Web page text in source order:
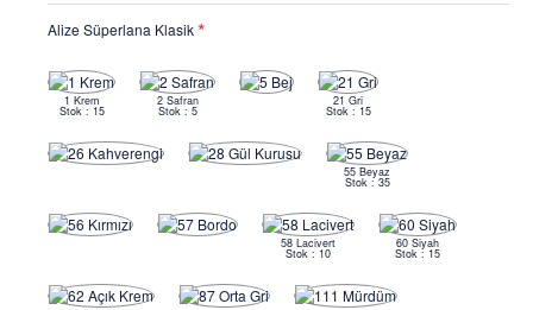
Alize Süperlana Klasik
1 Krem
Stok : 15
2 Safran
Stok : 5
21 Gri
Stok : 15
55 Beyaz
Stok : 35
58 Lacivert
Stok : 10
60 Siyah
Stok : 15